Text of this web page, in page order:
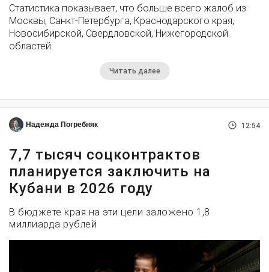
Статистика показывает, что больше всего жалоб из
Москвы, Санкт-Петербурга, Краснодарского края,
Новосибирской, Свердловской, Нижегородской
областей.
Читать далее
Надежда Погребняк 12:54
7,7 тысяч соцконтрактов
планируется заключить на
Кубани в 2026 году
В бюджете края на эти цели заложено 1,8
миллиарда рублей